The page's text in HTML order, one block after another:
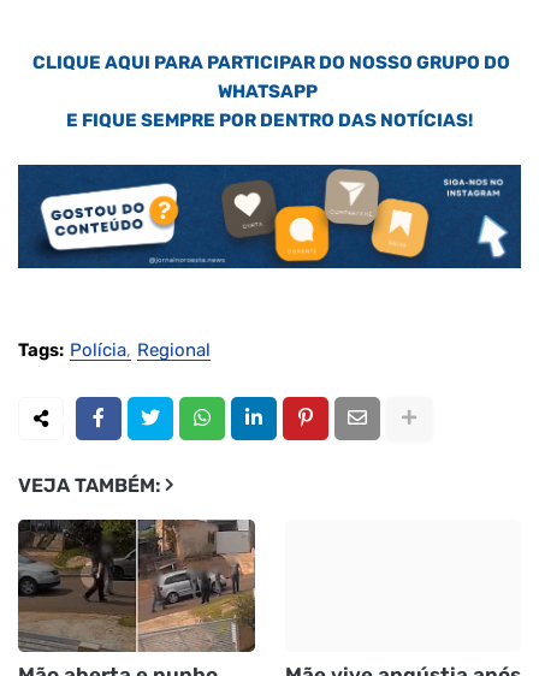
CLIQUE AQUI PARA PARTICIPAR DO NOSSO GRUPO DO
WHATSAPP
E FIQUE SEMPRE POR DENTRO DAS NOTÍCIAS!
Tags: Polícia Regional
VEJA TAMBÉM: